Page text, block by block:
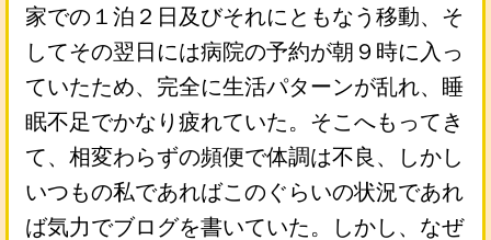
家での１泊２日及びそれにともなう移動、そ
してその翌日には病院の予約が朝９時に入っ
ていたため、完全に生活パターンが乱れ、睡
眠不足でかなり疲れていた。そこへもってき
て、相変わらずの頻便で体調は不良、しかし
いつもの私であればこのぐらいの状況であれ
ば気力でブログを書いていた。しかし、なぜ